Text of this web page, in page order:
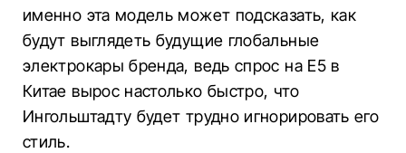
именно эта модель может подсказать, как
будут выглядеть будущие глобальные
электрокары бренда, ведь спрос на E5 в
Китае вырос настолько быстро, что
Ингольштадту будет трудно игнорировать его
стиль.